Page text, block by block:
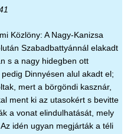
Közlöny: A Nagy-Kanizsa
Szabadbattyánnál elakadt
s a nagy hidegben ott
Dinnyésen alul akadt el;
mert a börgöndi kasznár,
ment ki az utasokért s bevitte
a vonat elindulhatását, mely
idén ugyan megjárták a téli